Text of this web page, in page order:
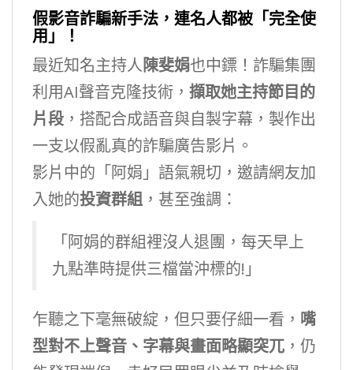
假影音詐騙新手法，連名人都被「完全使
用」！
最近知名主持人陳斐娟也中鏢！詐騙集團
利用AI聲音克隆技術， 擷取她主持節目的
片段 ，搭配合成語音與自製字幕，製作出
一支以假亂真的詐騙廣告影片。
影片中的「阿娟」語氣親切，邀請網友加
入她的投資群組 ，甚至強調：
「阿娟的群組裡沒人退團，每天早上
九點準時提供三檔當沖標的!」
乍聽之下毫無破綻，但只要仔細一看， 嘴
型對不上聲音、字幕與畫面略顯突兀 ，仍